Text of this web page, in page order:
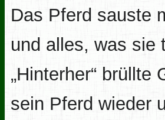
Das Pferd sauste
und alles, was sie
„Hinterher“
sein Pferd wieder